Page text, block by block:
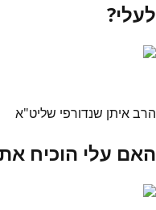
לעלי?
הרב איתן שנדורפי שליט"א
האם עלי הוכיח את